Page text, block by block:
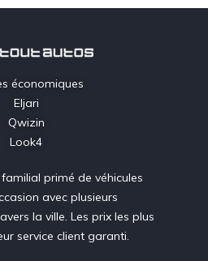
économiques
Eljari
Qwizin
Look4
primé de véhicules
avec plusieurs
la ville. Les prix les plus
service client garanti.